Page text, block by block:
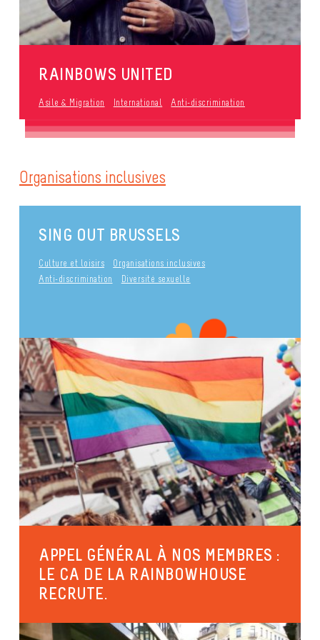
RAINBOWS UNITED
Asile & Migration International Anti-discrimination
Organisations inclusives
SING OUT BRUSSELS
Culture et loisirs
Organisations inclusives
Anti-discrimination
Diversité sexuelle
APPEL GÉNÉRAL À NOS MEMBRES :
LE CA DE LA RAINBOWHOUSE
RECRUTE.
Malgré la période difficile que nous traversons,